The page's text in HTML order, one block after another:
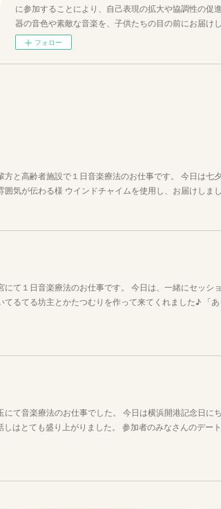
に参加することにより、自己表現の拡大や協調性の促
器の音色や素敵な音楽を、子供たちの目の前にお届けし
フォロー
方と高齢者施設で１日音楽療法のお仕事です。 今日は
囲気が伝わる様 ウインドチャイムを使用し、お届けしま
にて１日音楽療法のお仕事です。 今日は、一緒にセッシ
てるてる坊主とかたつむりを作って来てくれました♪ 「
にて音楽療法のお仕事でした。 今日は横浜開港記念日に
しはとても盛り上がりました。 参加者のみなさんのデー